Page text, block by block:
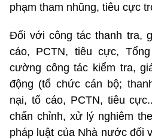
phạm tham nhũng, tiêu cực
Đối với công tác thanh tra,
cáo, PCTN, tiêu cực,
cường công tác kiểm tra,
động (tổ chức cán bộ;
nại, tố cáo, PCTN, tiêu
chấn chỉnh, xử lý nghiêm
pháp luật của Nhà nước đối